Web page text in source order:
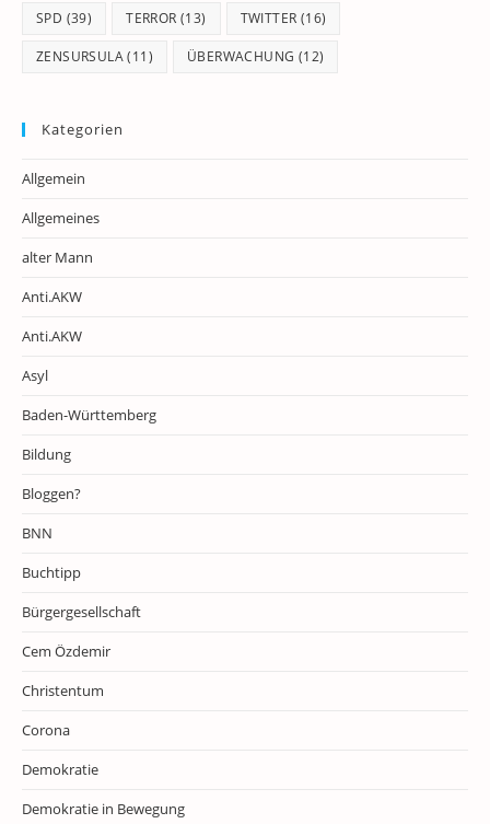
SPD (39) TERROR (13) TWITTER (16)
ZENSURSULA(11) ÜBERWACHUNG (12)
Kategorien
Allgemein
Allgemeines
alter Mann
Anti.AKW
Anti.AKW
Asyl
Baden-Württemberg
Bildung
Bloggen?
BNN
Buchtipp
Bürgergesellschaft
Cem Özdemir
Christentum
Corona
Demokratie
Demokratie in Bewegung